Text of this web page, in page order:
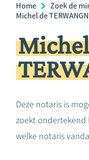
gaanRelatie & samenleven
Erven & schenken
Ondernemen
Rekenmodules
Home
Zoek de
Michel de
Deze notaris is
zoekt ondertekend
welke notaris